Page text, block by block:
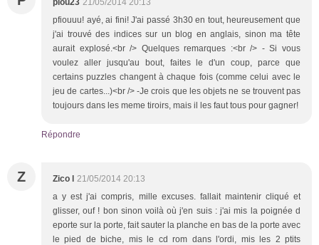
pfiouuu! ayé, ai fini! J'ai passé 3h30 en tout, heureusement que
j'ai trouvé des indices sur un blog en anglais, sinon ma tête
aurait explosé.<br /> Quelques remarques :<br /> - Si vous
voulez aller jusqu'au bout, faites le d'un coup, parce que
certains puzzles changent à chaque fois (comme celui avec le
jeu de cartes...)<br /> -Je crois que les objets ne se trouvent pas
toujours dans les meme tiroirs, mais il les faut tous pour gagner!
Répondre
Z Zico l 21/05/2014 20:13
a y est j'ai compris, mille excuses. fallait maintenir cliqué et
glisser, ouf ! bon sinon voilà où j'en suis : j'ai mis la poignée d
eporte sur la porte, fait sauter la planche en bas de la porte avec
le pied de biche, mis le cd rom dans l'ordi, mis les 2 ptits